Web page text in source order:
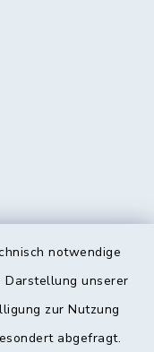
notwendige
Darstellung unserer
zur Nutzung
abgefragt.